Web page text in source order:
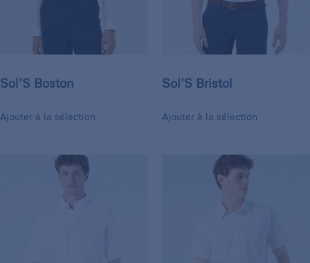
Sol’S Boston
Ajouter à la sélection
Sol’S Bristol
Ajouter à la sélection